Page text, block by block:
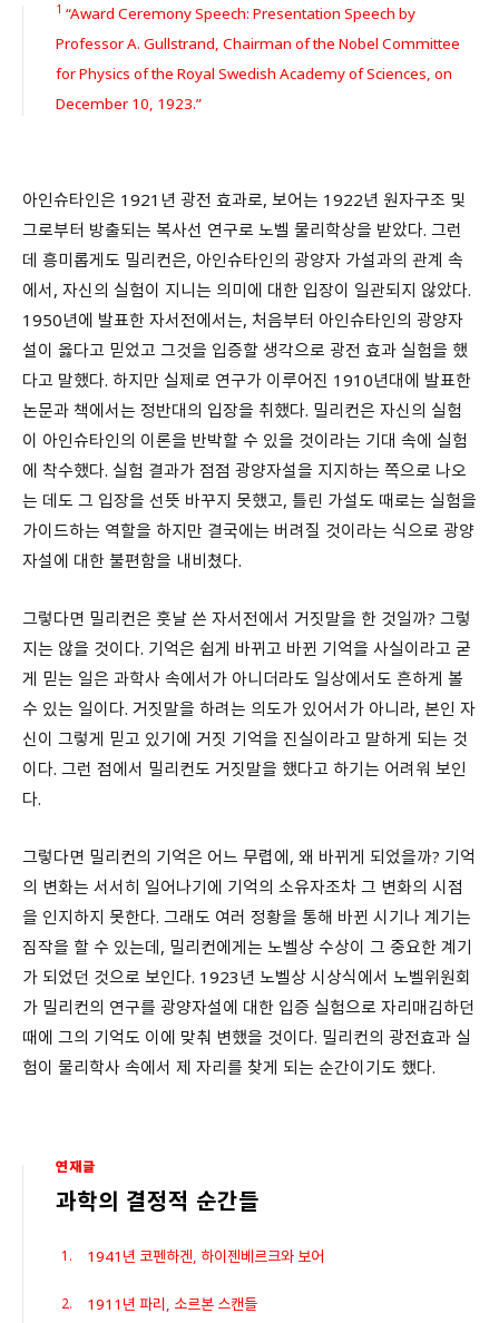
1 “Award Ceremony Speech: Presentation Speech by
Professor A. Gullstrand, Chairman of the Nobel Committee
for Physics of the Royal Swedish Academy of Sciences, on
December 10, 1923.”
아인슈타인은 1921년 광전 효과로, 보어는 1922년 원자구조 및
그로부터 방출되는 복사선 연구로 노벨 물리학상을 받았다. 그런
데 흥미롭게도 밀리컨은, 아인슈타인의 광양자 가설과의 관계 속
에서, 자신의 실험이 지니는 의미에 대한 입장이 일관되지 않았다.
1950년에 발표한 자서전에서는, 처음부터 아인슈타인의 광양자
설이 옳다고 믿었고 그것을 입증할 생각으로 광전 효과 실험을 했
다고 말했다. 하지만 실제로 연구가 이루어진 1910년대에 발표한
논문과 책에서는 정반대의 입장을 취했다. 밀리컨은 자신의 실험
이 아인슈타인의 이론을 반박할 수 있을 것이라는 기대 속에 실험
에 착수했다. 실험 결과가 점점 광양자설을 지지하는 쪽으로 나오
는 데도 그 입장을 선뜻 바꾸지 못했고, 틀린 가설도 때로는 실험을
가이드하는 역할을 하지만 결국에는 버려질 것이라는 식으로 광양
자설에 대한 불편함을 내비쳤다.
그렇다면 밀리컨은 훗날 쓴 자서전에서 거짓말을 한 것일까? 그렇
지는 않을 것이다. 기억은 쉽게 바뀌고 바뀐 기억을 사실이라고 굳
게 믿는 일은 과학사 속에서가 아니더라도 일상에서도 흔하게 볼
수 있는 일이다. 거짓말을 하려는 의도가 있어서가 아니라, 본인 자
신이 그렇게 믿고 있기에 거짓 기억을 진실이라고 말하게 되는 것
이다. 그런 점에서 밀리컨도 거짓말을 했다고 하기는 어려워 보인
다.
그렇다면 밀리컨의 기억은 어느 무렵에, 왜 바뀌게 되었을까? 기억
의 변화는 서서히 일어나기에 기억의 소유자조차 그 변화의 시점
을 인지하지 못한다. 그래도 여러 정황을 통해 바뀐 시기나 계기는
짐작을 할 수 있는데, 밀리컨에게는 노벨상 수상이 그 중요한 계기
가 되었던 것으로 보인다. 1923년 노벨상 시상식에서 노벨위원회
가 밀리컨의 연구를 광양자설에 대한 입증 실험으로 자리매김하던
때에 그의 기억도 이에 맞춰 변했을 것이다. 밀리컨의 광전효과 실
험이 물리학사 속에서 제 자리를 찾게 되는 순간이기도 했다.
연재글
과학의 결정적 순간들
1941년 코펜하겐, 하이젠베르크와 보어
1911년 파리, 소르본 스캔들